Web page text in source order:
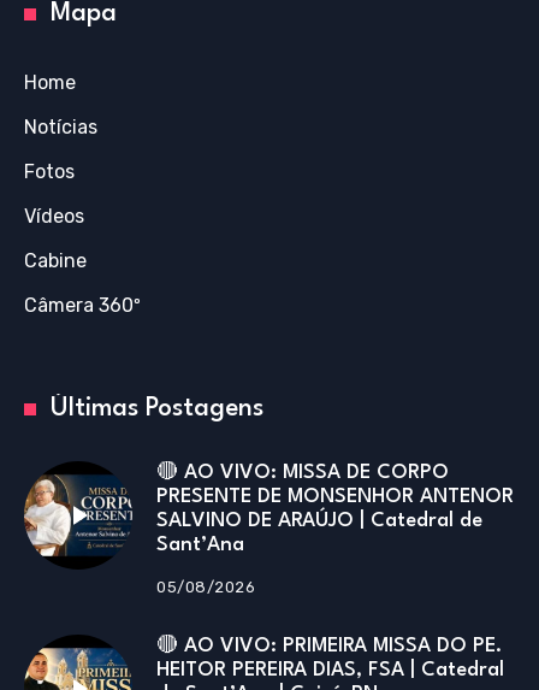
Mapa
Home
Notícias
Fotos
Vídeos
Cabine
Câmera 360º
Últimas Postagens
🔴 AO VIVO: MISSA DE CORPO
PRESENTE DE MONSENHOR ANTENOR
SALVINO DE ARAÚJO | Catedral de
Sant’Ana
05/08/2026
🔴 AO VIVO: PRIMEIRA MISSA DO PE.
HEITOR PEREIRA DIAS, FSA | Catedral